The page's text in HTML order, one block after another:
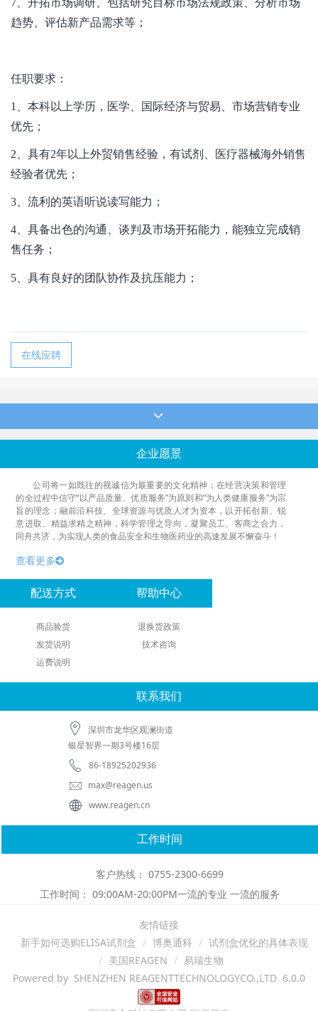
7 、开拓市场调研、包括研究目标市场法规政策、分析市场
趋势、评估新产品需求等；
任职要求：
1
、本科以上学历，医学、国际经济与贸易、市场营销专业
优先；
2 、具有2年以上外贸销售经验，有试剂、医疗器械海外销售
经验者优先；
3 、流利的英语听说读写能力；
4、具备出色的沟通、谈判及市场开拓能力，能独立完成销
售任务；
5 、具有良好的团队协作及抗压能力；
在线应聘
企业愿景
公司将一如既往的视诚信为最重要的文化精神；在经营决策和管理
的全过程中信守“以产品质量、优质服务”为原则和“为人类健康服务”为宗
旨的理念；融前沿科技、全球资源与优质人才为资本，以开拓创新、锐
意进取、精益求精之精神，科学管理之导向，凝聚员工、客商之合力，
同舟共济，为实现人类的食品安全和生物医药业的高速发展不懈奋斗！
查看更多
配送方式
商品验货
发货说明
运费说明
帮助中心
退换货政策
技术咨询
联系我们
深圳市龙华区观澜街道
银星智界一期3号楼16层
86-18925202936
max@reagen.us
www.reagen.cn
工作时间
客户热线： 0755-2300-6699
工作时间： 09:00AM-20:00PM一流的专业 一流的服务
友情链接
新手如何选购ELISA试剂盒
博奥通科
试剂盒优化的具体表现
美国REAGEN
易瑞生物
Powered by SHENZHEN REAGENTTECHNOLOGYCO.,LTD 6.0.0